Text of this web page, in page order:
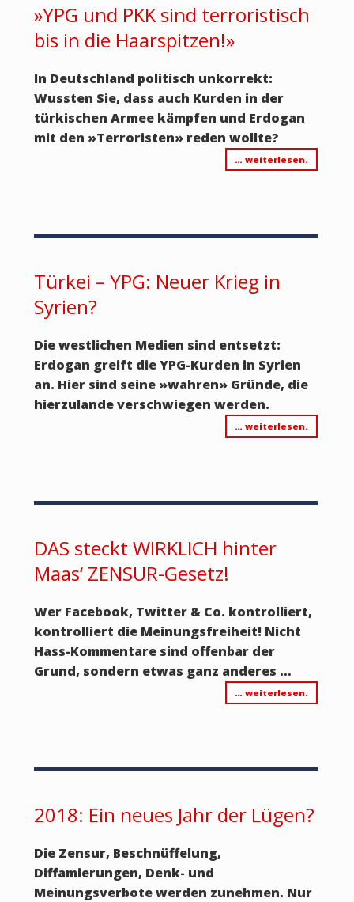
»YPG und PKK sind terroristisch
bis in die Haarspitzen!»
In Deutschland politisch unkorrekt:
Wussten Sie, dass auch Kurden in der
türkischen Armee kämpfen und Erdogan
mit den »Terroristen»reden wollte?
… weiterlesen.
Türkei – YPG: Neuer Krieg in
Syrien?
Die westlichen Medien sind entsetzt:
Erdogan greift die YPG-Kurden in Syrien
an. Hier sind seine »wahren»Gründe, die
hierzulande verschwiegen werden.
… weiterlesen.
DAS steckt WIRKLICH hinter
Maas‘ ZENSUR-Gesetz!
Wer Facebook, Twitter & Co. kontrolliert,
kontrolliert die Meinungsfreiheit! Nicht
Hass-Kommentare sind offenbar der
Grund, sondern etwas ganz anderes …
… weiterlesen.
2018: Ein neues Jahr der Lügen?
Die Zensur, Beschnüffelung,
Diffamierungen, Denk- und
Meinungsverbote werden zunehmen. Nur